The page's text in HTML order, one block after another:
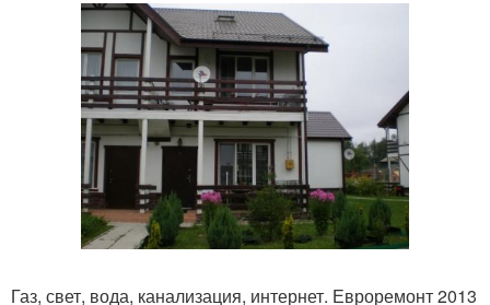
Газ, свет, вода, канализация, интернет. Евроремонт 2013